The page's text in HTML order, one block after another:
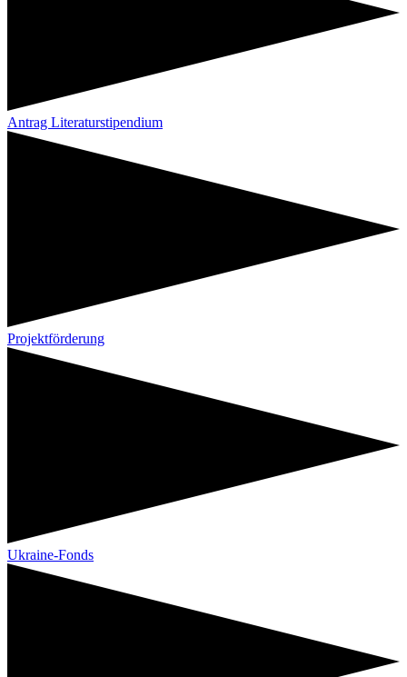
Antrag Literaturstipendium
Projektförderung
Ukraine-Fonds